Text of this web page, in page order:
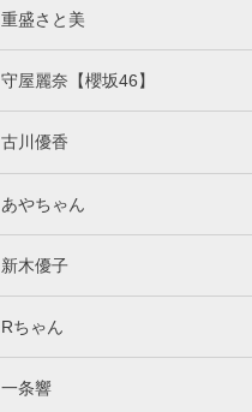
重盛さと美
守屋麗奈【櫻坂46】
古川優香
あやちゃん
新木優子
Rちゃん
一条響